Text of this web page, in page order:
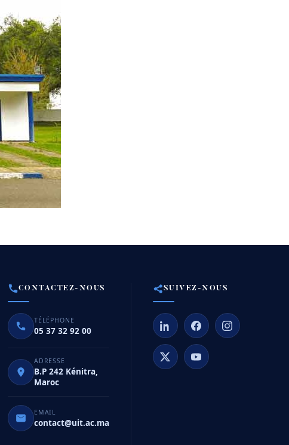
CONTACTEZ-NOUS
TÉLÉPHONE
05 37 32 92 00
ADRESSE
B.P 242 Kénitra,
Maroc
EMAIL
contact@uit.ac.ma
SUIVEZ-NOUS